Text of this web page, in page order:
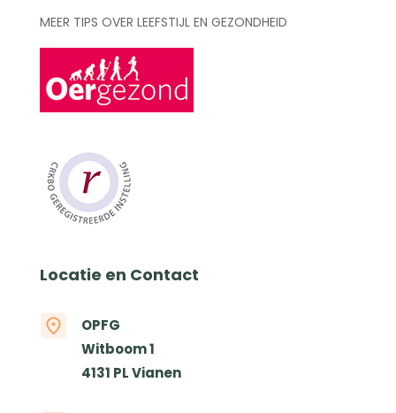
MEER TIPS OVER LEEFSTIJL EN GEZONDHEID
Locatie en Contact
OPFG
Witboom 1
4131 PL Vianen